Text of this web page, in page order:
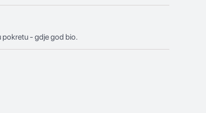
pokretu - gdje god bio.